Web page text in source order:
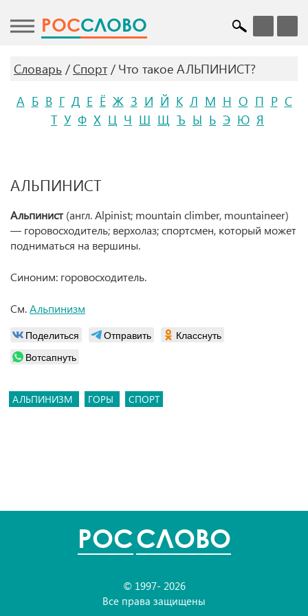
POCСЛОВО
Словарь Спорт
Что такое АЛЬПИНИСТ?
А Б В Г Д Е Ё Ж З И Й К Л М Н О П Р С
Т У Ф Х Ц Ч Ш Щ Ъ Ы Ь Э Ю Я
АЛЬПИНИСТ
Альпинист (англ. Alpinist; mountain climber, mountaineer)
— горовосходитель; верхолаз; спортсмен, который может
подниматься на вершины.
Синоним: горовосходитель.
См.Альпинизм
Поделиться Отправить
Класснуть
Вотсапнуть
АЛЬПИНИЗМ ГОРЫ СПОРТ
POCСЛОВО
© 1997- 2026
Все права защищены